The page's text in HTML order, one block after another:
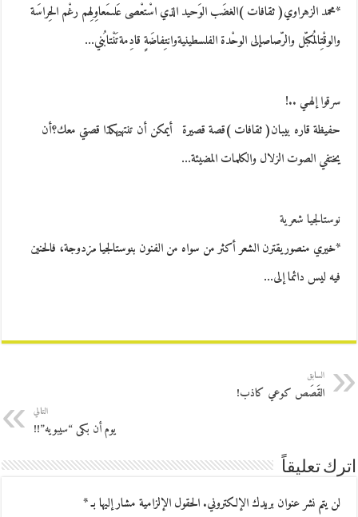
*محمد الزهراوي( ثقافات )الغضَب الوَحيد الذي اسْتعْصى عَلىمَعاوِلِهم رغْم الحِراسَة
والوقْتِالمُكبّل والرّصاصإلى الوحْدة الفلسطينيةوانتِفاضَةٍ قادِمةتَنْتابُني…
سرقوا إلهـي ..!
حفيظة قاره بيبان( ثقافات )قصة قصيرة أيمكن أن تنتهيهكذا قصتي معك؟أن
يختفي الصوت الزلال والكلمات المضيئة…
نوستالجيا شعرية
*خيري منصوريقترن الشعر أكثر من سواه من الفنون بنوستالجيا مزدوجة، فالحنين
فيه ليس دائما إلى…
السابق
القَصَص كوعي كاذب!
التالي
يوم أن بكى “سيبويه”!!
اترك تعليقاً
لن يتم نشر عنوان بريدك الإلكتروني.الحقول الإلزامية مشار إليها بـ*